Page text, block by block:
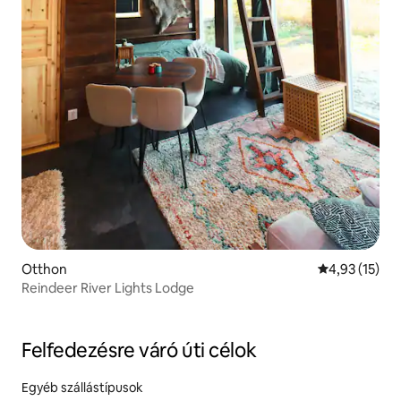
Otthon Átlagos
4,93 (15)
Reindeer River Lights Lodge
Felfedezésre váró úti célok
Egyéb szállástípusok